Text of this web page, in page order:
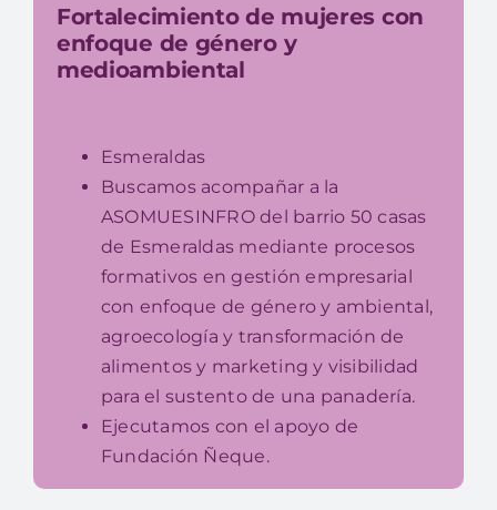
Fortalecimiento de mujeres con
enfoque de género y
medioambiental
Esmeraldas
Buscamos acompañar a la
ASOMUESINFRO del barrio 50 casas
de Esmeraldas mediante procesos
formativos en gestión empresarial
con enfoque de género y ambiental,
agroecología y transformación de
alimentos y marketing y visibilidad
para el sustento de una panadería.
Ejecutamos con el apoyo de
Fundación Ñeque.